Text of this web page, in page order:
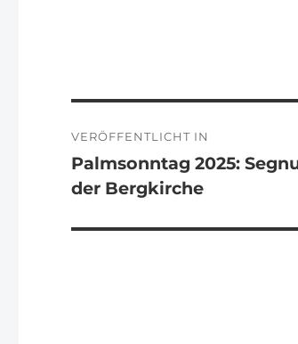
VERÖFFENTLICHT IN
Palmsonntag 2025:
der Bergkirche